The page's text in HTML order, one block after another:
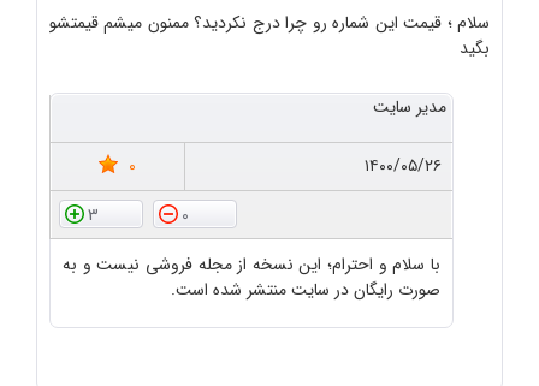
سلام ؛ قیمت این شماره رو چرا درج نکردید؟ ممنون میشم قیمتشو
بگید
مدیر سایت
۱۴۰۰/۰۵/۲۶
0
0
3
با سلام و احترام؛ این نسخه از مجله فروشی نیست و به
صورت رایگان در سایت منتشر شده است.